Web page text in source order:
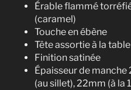
Érable flammé
(caramel)
Touche en ébène
Tête assortie à la table
Finition satinée
Épaisseur de manche
(au sillet), 22mm (à la